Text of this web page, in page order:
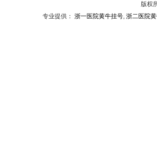
版权
专业提供： 浙一医院黄牛挂号, 浙二医院